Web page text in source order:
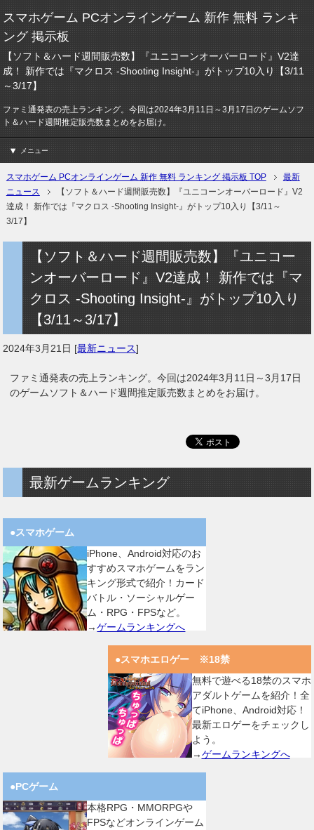
スマホゲーム PCオンラインゲーム 新作 無料 ランキ
ング 掲示板
【ソフト＆ハード週間販売数】『ユニコーンオーバーロード』V2達
成！ 新作では『マクロス -Shooting Insight-』がトップ10入り【3/11
～3/17】
ファミ通発表の売上ランキング。今回は2024年3月11日～3月17日のゲームソフ
ト＆ハード週間推定販売数まとめをお届け。
メニュー
スマホゲーム PCオンラインゲーム 新作 無料 ランキング 掲示板 TOP
最新
ニュース
【ソフト＆ハード週間販売数】『ユニコーンオーバーロード』V2
達成！ 新作では『マクロス -Shooting Insight-』がトップ10入り【3/11～
3/17】
【ソフト＆ハード週間販売数】『ユニコー
ンオーバーロード』V2達成！ 新作では『マ
クロス -Shooting Insight-』がトップ10入り
【3/11～3/17】
2024年3月21日 [最新ニュース]
ファミ通発表の売上ランキング。今回は2024年3月11日～3月17日
のゲームソフト＆ハード週間推定販売数まとめをお届け。
最新ゲームランキング
●スマホゲーム
iPhone、Android対応のお
すすめスマホゲームをラン
キング形式で紹介！カード
バトル・ソーシャルゲー
ム・RPG・FPSなど。
→ゲームランキングへ
●スマホエロゲー ※18禁
無料で遊べる18禁のスマホ
アダルトゲームを紹介！全
てiPhone、Android対応！
最新エロゲーをチェックし
よう。
→ゲームランキングへ
●PCゲーム
本格RPG・MMORPGや
FPSなどオンラインゲーム